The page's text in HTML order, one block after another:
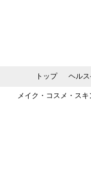
トップ ヘル
メイク・コスメ・ス